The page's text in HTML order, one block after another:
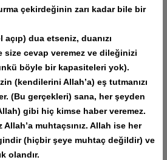
çekirdeğinin zarı kadar bile bir
dua etseniz, duanızı
cevap veremez ve dileğinizi
böyle bir kapasiteleri yok).
(kendilerini Allah’a) eş tutmanızı
(Bu gerçekleri) sana, her şeyden
gibi hiç kimse haber veremez.
muhtaçsınız. Allah ise her
(hiçbir şeye muhtaç değildir) ve
olandır.